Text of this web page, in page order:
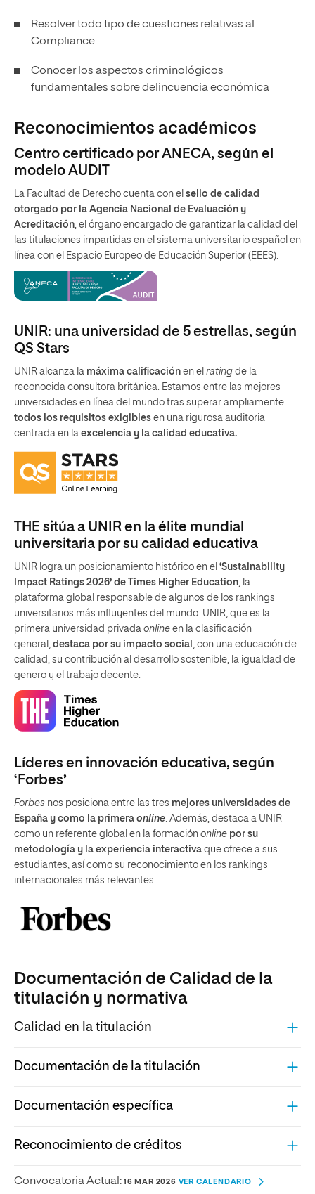
Resolver todo tipo de cuestiones relativas al
Compliance.
Conocer los aspectos criminológicos
fundamentales sobre delincuencia económica
Reconocimientos académicos
Centro certificado por ANECA, según el
modelo AUDIT
La Facultad de Derecho cuenta con el sello de calidad
otorgado por la Agencia Nacional de Evaluación y
Acreditación, el órgano encargado de garantizar la calidad del
las titulaciones impartidas en el sistema universitario español en
línea con el Espacio Europeo de Educación Superior (EEES).
UNIR: una universidad de 5 estrellas, según
QS Stars
UNIR alcanza la máxima calificación en el rating de la
reconocida consultora británica. Estamos entre las mejores
universidades en línea del mundo tras superar ampliamente
todos los requisitos exigibles en una rigurosa auditoria
centrada en la excelencia y la calidad educativa.
THE sitúa a UNIR en la élite mundial
universitaria por su calidad educativa
UNIR logra un posicionamiento histórico en el ‘Sustainability
Impact Ratings 2026’ de Times Higher Education , la
plataforma global responsable de algunos de los rankings
universitarios más influyentes del mundo. UNIR, que es la
primera universidad privada online en la clasificación
general, destaca por su impacto social
, con una educación de
calidad, su contribución al desarrollo sostenible, la igualdad de
genero y el trabajo decente.
Líderes en innovación educativa, según
‘Forbes’
Forbes nos posiciona entre las tres mejores universidades de
España y como la primera online. Además, destaca a UNIR
como un referente global en la formación online por su
metodología y la experiencia interactiva que ofrece a sus
estudiantes, así como su reconocimiento en los rankings
internacionales más relevantes.
Documentación de Calidad de la
titulación y normativa
Calidad en la titulación
Documentación de la titulación
Documentación específica
Reconocimiento de créditos
Convocatoria Actual: 16 MAR 2026 VER CALENDARIO